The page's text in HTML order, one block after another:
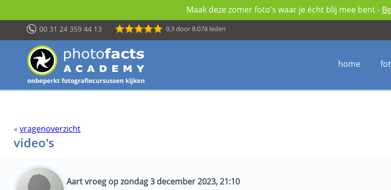
Maak deze zomer foto's waar je écht blij mee bent -
00 31 24 359 44 13 9,3door 8.078 leden
home
« vragenoverzicht
video's
Aart vroeg op zondag 3 december 2023, 21:10